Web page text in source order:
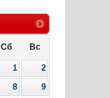
Сб Вс
1
2
8
9